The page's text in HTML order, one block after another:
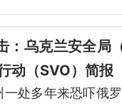
：乌克兰安全
动（SVO）简报
处多年来恐吓俄